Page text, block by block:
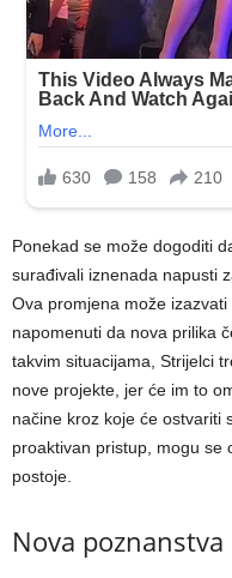
Ponekad se može dogoditi
surađivali iznenada napusti
Ova promjena može
napomenuti da nova prilika
takvim situacijama, Strijelci
nove projekte, jer će im to
načine kroz koje će ostvariti
proaktivan pristup, mogu se
postoje.
Nova